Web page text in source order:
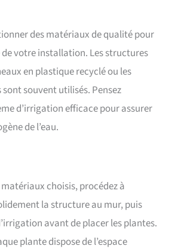
des matériaux de qualité pour
votre installation. Les structures
en plastique recyclé ou les
souvent utilisés. Pensez
d’irrigation efficace pour assurer
de l’eau.
choisis, procédez à
la structure au mur, puis
avant de placer les plantes.
plante dispose de l’espace